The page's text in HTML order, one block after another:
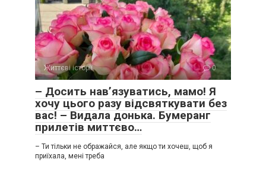
Життєві історії 0
– Досить нав’язуватись, мамо! Я
хочу цього разу відсвяткувати без
вас! – Видала донька. Бумеранг
прилетів миттєво…
– Ти тільки не ображайся, але якщо ти хочеш, щоб я
приїхала, мені треба